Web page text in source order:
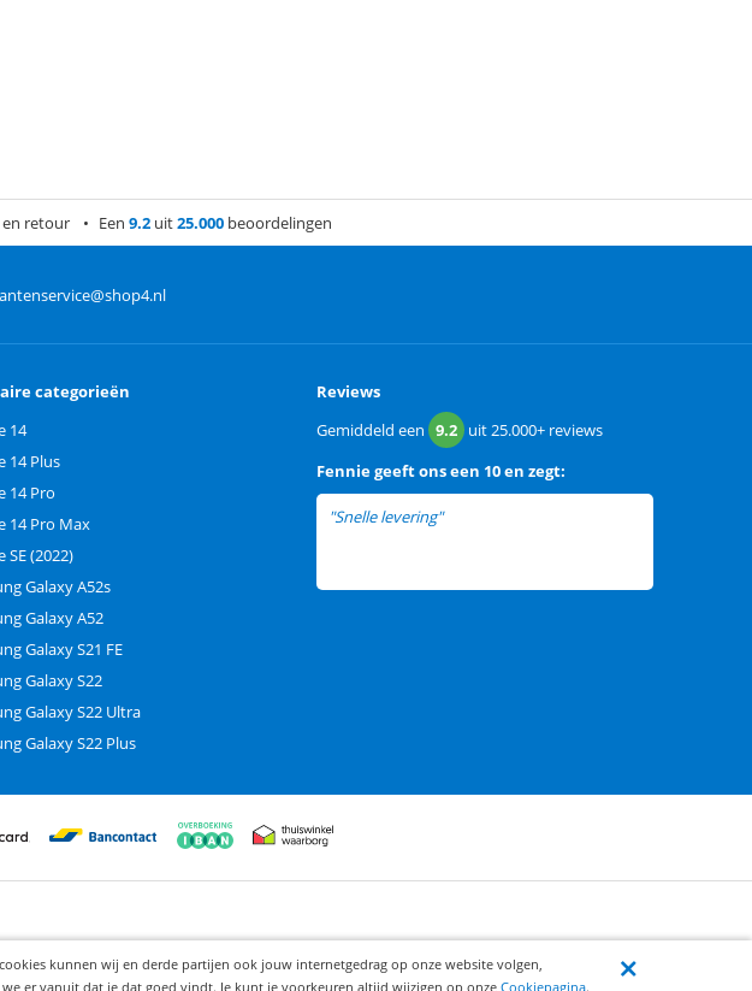
retour Een 9.2 uit25.000 beoordelingen
categorieën
14
14 Plus
14 Pro
14 Pro Max
SE (2022)
Galaxy A52s
Galaxy A52
Galaxy S21 FE
Galaxy S22
Galaxy S22 Ultra
Galaxy S22 Plus
Reviews
Gemiddeld een 9.2 uit25.000+ reviews
Fenniegeeft ons een 10 en zegt:
"Snelle levering"
beoordelingen
B.V.
kunnen wij en derde partijen ook jouw internetgedrag op onze website volgen,
er vanuit dat je dat goed vindt. Je kunt je voorkeuren altijd wijzigen op onze Cookiepagina.